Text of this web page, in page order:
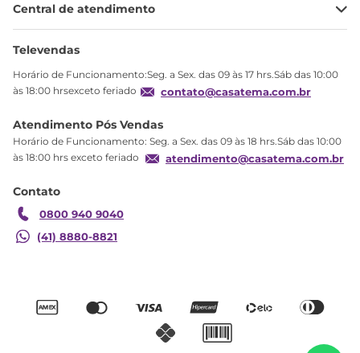
Meus pedidos
Troca
Garantia
Central de atendimento
Ajuda
Televendas
Horário de Funcionamento:Seg. a Sex. das 09 às 17 hrs.Sáb das 10:00
às 18:00 hrsexceto feriado
contato@casatema.com.br
Atendimento Pós Vendas
Horário de Funcionamento: Seg. a Sex. das 09 às 18 hrs.Sáb das 10:00
às 18:00 hrs exceto feriado
atendimento@casatema.com.br
Contato
0800 940 9040
(41) 8880-8821